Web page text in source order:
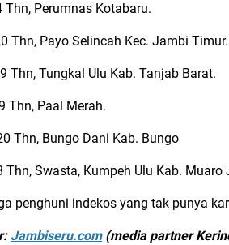
Thn, Perumnas Kotabaru.
Thn, Payo Selincah Kec. Jambi Timur.
Thn, Tungkal Ulu Kab. Tanjab Barat.
Thn, Paal Merah.
Thn, Bungo Dani Kab. Bungo
Thn, Swasta, Kumpeh Ulu Kab. Muaro
penghuni indekos yang tak punya
Jambiseru.com(media partner